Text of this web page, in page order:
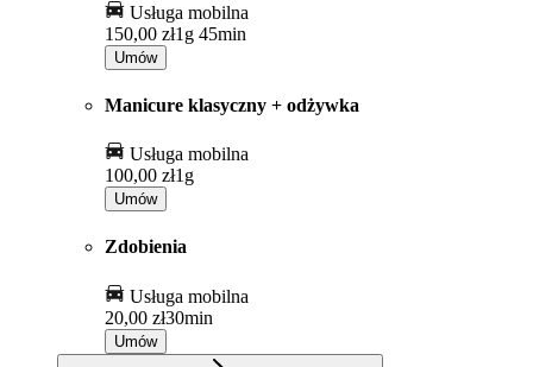
Usługa mobilna
150,00 zł1g 45min
Umów
Manicure klasyczny + odżywka
Usługa mobilna
100,00 zł1g
Umów
Zdobienia
Usługa mobilna
20,00 zł30min
Umów